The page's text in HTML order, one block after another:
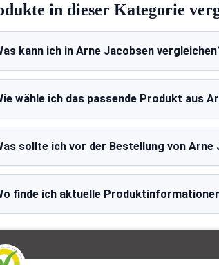
in dieser Kategorie
kann ich in Arne Jacobsen
wähle ich das passende Produkt aus
sollte ich vor der Bestellung von Arne
finde ich aktuelle